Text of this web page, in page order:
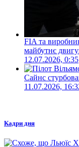
FIA та
майбутнє
12.07.2026, 0:35
Сайнс
11.07.2026,
Кадри дня